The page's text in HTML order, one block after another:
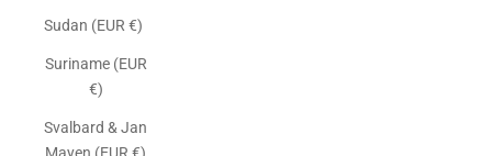
Sudan (EUR €)
Suriname (EUR
€)
Svalbard & Jan